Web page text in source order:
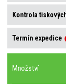
Kontrola
Termín expedice
Množství